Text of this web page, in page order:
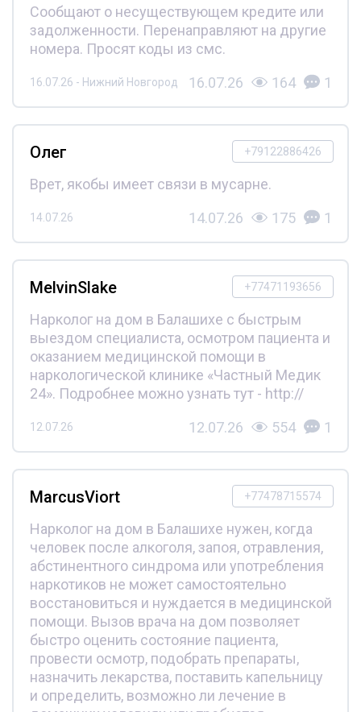
Сообщают о несуществующем кредите или
задолженности. Перенаправляют на другие
номера. Просят коды из смс.
16.07.26 - Нижний Новгород 16.07.26 164 1
+79122886426
Олег
Врет, якобы имеет связи в мусарне.
14.07.26 14.07.26 175 1
+77471193656
MelvinSlake
Нарколог на дом в Балашихе с быстрым
выездом специалиста, осмотром пациента и
оказанием медицинской помощи в
наркологической клинике «Частный Медик
24». Подробнее можно узнать тут - http://
12.07.26 12.07.26 554 1
+77478715574
MarcusViort
Нарколог на дом в Балашихе нужен, когда
человек после алкоголя, запоя, отравления,
абстинентного синдрома или употребления
наркотиков не может самостоятельно
восстановиться и нуждается в медицинской
помощи. Вызов врача на дом позволяет
быстро оценить состояние пациента,
провести осмотр, подобрать препараты,
назначить лекарства, поставить капельницу
и определить, возможно ли лечение в